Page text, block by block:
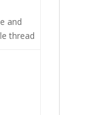
and
thread